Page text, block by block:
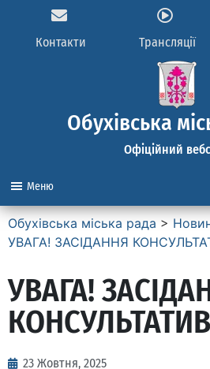
Контакти Трансляції
Обухівська
Офіційний
Меню
Обухівська міська рада >
УВАГА! ЗАСІДАННЯ
УВАГА!
23 Жовтня, 2025